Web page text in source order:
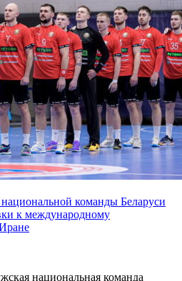
команды Беларуси
к международному
национальная команда